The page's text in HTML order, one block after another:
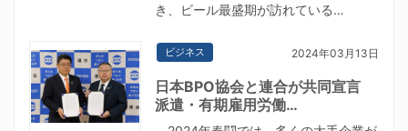
き、ビール最盛期が訪れている…
ビジネス 2024年03月13日
日本BPO協会と連合が共同宣言
派遣・有期雇用労働…